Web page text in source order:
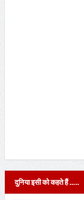
दुनिया इसी को कहते हैं …..